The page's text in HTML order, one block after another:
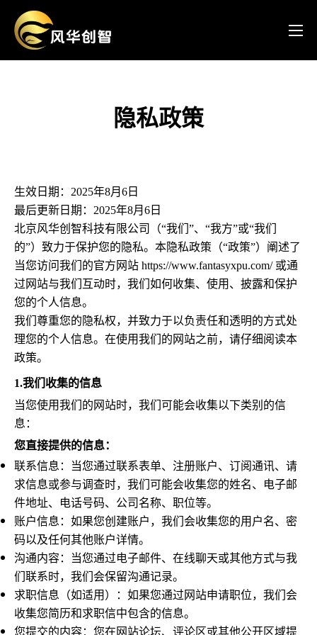
隐私政策
生效日期：2025年8月6日
最后更新日期：2025年8月6日
北京风华创智科技有限公司（“我们”、“我方”或“我们
的”）致力于保护您的隐私。本隐私政策（“政策”）阐述了
当您访问我们的官方网站 https://www.fantasyxpu.com/或通
过网站与我们互动时，我们如何收集、使用、披露和保护
您的个人信息。
我们尊重您的隐私权，并致力于以负责任和透明的方式处
理您的个人信息。在使用我们的网站之前，请仔细阅读本
政策。
1.我们收集的信息
当您使用我们的网站时，我们可能会收集以下类别的信
息：
您直接提供的信息：
联系信息：当您通过联系表单、注册账户、订阅通讯、请
求信息或参与调查时，我们可能会收集您的姓名、电子邮
件地址、电话号码、公司名称、职位等。
账户信息：如果您创建账户，我们会收集您的用户名、密
码以及任何其他账户详情。
沟通内容：当您通过电子邮件、在线聊天或其他方式与我
们联系时，我们会保留沟通记录。
求职信息（如适用）：如果您通过网站申请职位，我们会
收集您简历和求职信中包含的信息。
您提交的内容：您在网站论坛、评论区或其他公开区域提